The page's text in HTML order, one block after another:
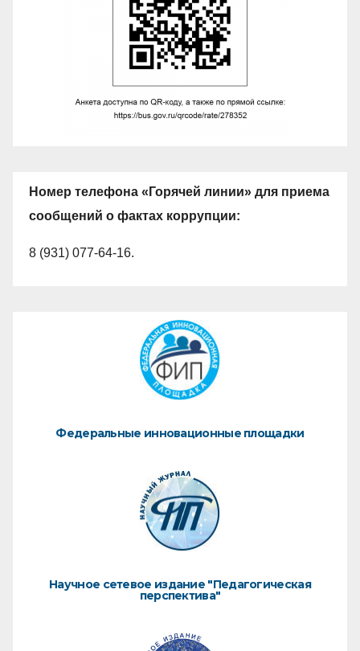
Номер телефона «Горячей линии» для приема
сообщений о фактах коррупции:
8 (931) 077-64-16.
Федеральные инновационные площадки
Научное сетевое издание "Педагогическая
перспектива"